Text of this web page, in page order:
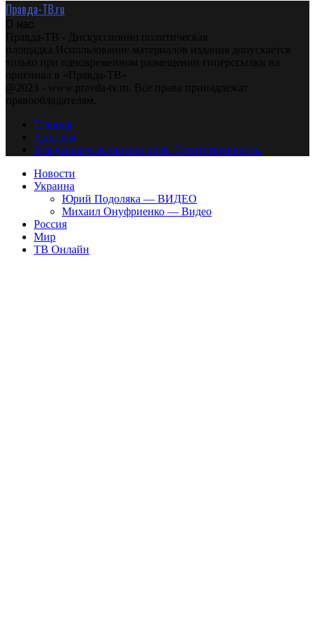
Правда-ТВ.ru
О нас
Правда-ТВ - Дискуссионно политическая
площадка.Использование материалов издания допускается
только при одновременном размещении гиперссылки на
оригинал в «Правда-ТВ»
@2023 - www.pravda-tv.ru. Все права принадлежат
правообладателям.
Главная
Авторам
Владельцам авторских прав. Ответственности.
Новости
Украина
Юрий Подоляка — ВИДЕО
Михаил Онуфриенко — Видео
Россия
Мир
ТВ Онлайн